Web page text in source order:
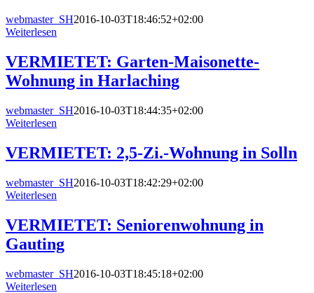
webmaster_SH2016-10-03T18:46:52+02:00
Weiterlesen
VERMIETET: Garten-Maisonette-
Wohnung in Harlaching
webmaster_SH2016-10-03T18:44:35+02:00
Weiterlesen
VERMIETET: 2,5-Zi.-Wohnung in Solln
webmaster_SH2016-10-03T18:42:29+02:00
Weiterlesen
VERMIETET: Seniorenwohnung in
Gauting
webmaster_SH2016-10-03T18:45:18+02:00
Weiterlesen